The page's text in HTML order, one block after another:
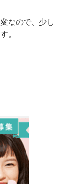
なので、少し
。